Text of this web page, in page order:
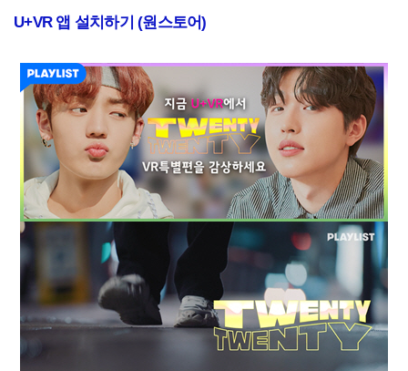
U+VR 앱 설치하기 (원스토어)